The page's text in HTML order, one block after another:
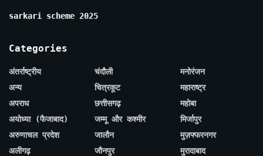
sarkari scheme 2025
Categories
अंतर्राष्ट्रीय
अन्य
अपराध
अयोध्या (फैजाबाद)
अरुणाचल प्रदेश
अलीगढ़
चंदौली
चित्रकूट
छत्तीसगढ़
जम्मू और कश्मीर
जालौन
जौनपुर
मनोरंजन
महाराष्ट्र
महोबा
मिर्जापुर
मुज़फ्फरनगर
मुरादाबाद